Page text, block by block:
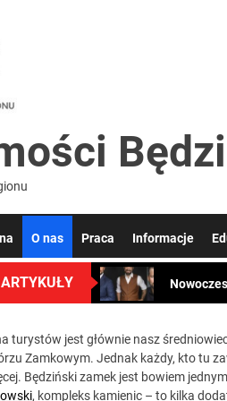
O nas Praca Informacje
Typowe
Jaki
Chcesz
turystów jest głównie nasz
Zamkowym. Jednak każdy, kto tu
Będziński zamek jest bowiem
, kompleks kamienic – to kilka